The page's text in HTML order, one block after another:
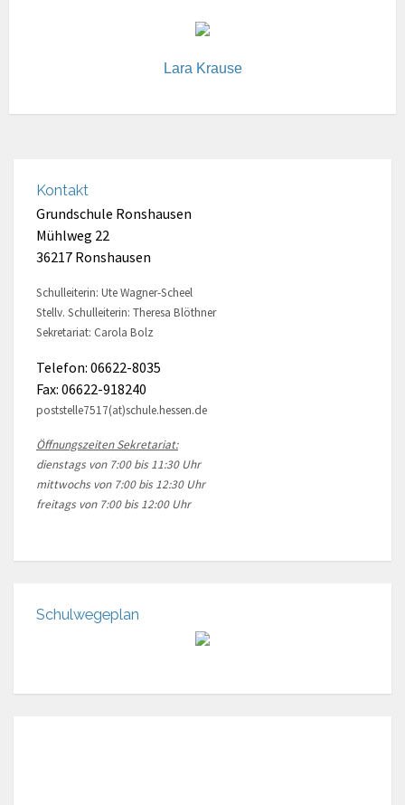
Kontakt
Grundschule Ronshausen
Mühlweg 22
36217 Ronshausen
Schulleiterin: Ute Wagner-Scheel
Stellv. Schulleiterin: Theresa Blöthner
Sekretariat: Carola Bolz
Telefon: 06622-8035
Fax: 06622-918240
poststelle7517(at)schule.hessen.de
Öffnungszeiten Sekretariat:
dienstags von 7:00 bis 11:30 Uhr
mittwochs von 7:00 bis 12:30 Uhr
freitags von 7:00 bis 12:00 Uhr
Schulwegeplan
Lara Krause